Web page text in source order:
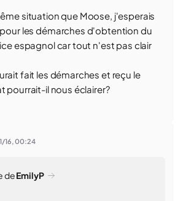
situation que Moose, j'esperais
les démarches d'obtention du
espagnol car tout n'est pas clair
fait les démarches et reçu le
pourrait-il nous éclairer?
16,00:24
deEmilyP